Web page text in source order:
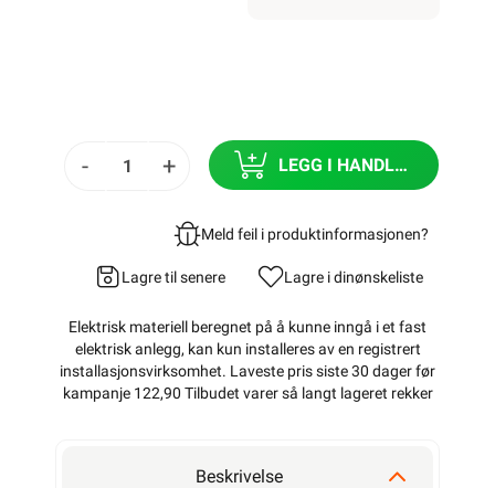
- + LEGG I HANDLEKURV
Meld feil i produktinformasjonen?
Lagre til senere Lagre i dinønskeliste
Elektrisk materiell beregnet på å kunne inngå i et fast
elektrisk anlegg, kan kun installeres av en registrert
installasjonsvirksomhet. Laveste pris siste 30 dager før
kampanje 122,90 Tilbudet varer så langt lageret rekker
Beskrivelse